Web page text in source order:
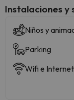
Instalaciones y
Niños y
Parking
Wifi e Internet